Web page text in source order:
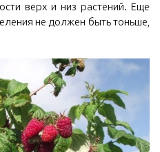
верх и низ растений. Еще
не должен быть тоньше,